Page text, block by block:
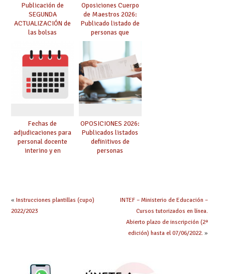
Publicación de
SEGUNDA
ACTUALIZACIÓN de
las bolsas
Cuerpo de Maestros
de especialidades
convocadas a
oposición
Oposiciones Cuerpo
de Maestros 2026:
Publicado listado de
personas que
adquieren nueva
especialidad
Fechas de
adjudicaciones para
personal docente
interino y en
OPOSICIONES 2026:
Publicados listados
definitivos de
personas
« Instrucciones plantillas (cupo)
2022/2023
INTEF – Ministerio de Educación –
Cursos tutorizados en línea.
Abierto plazo de inscripción (2ª
edición) hasta el 07/06/2022.»